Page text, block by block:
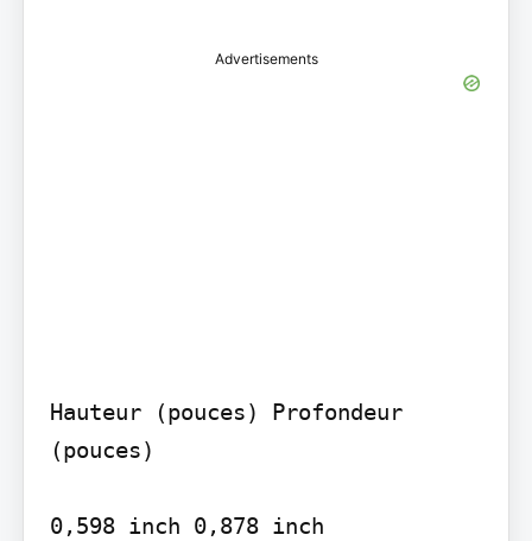
Advertisements
Hauteur (pouces) Profondeur
(pouces)
0,598 inch 0,878 inch